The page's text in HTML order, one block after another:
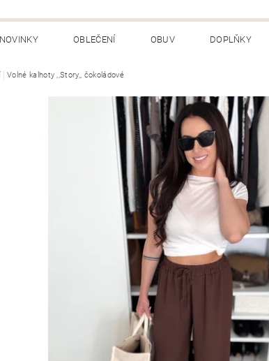
NOVINKY OBLEČENÍ OBUV DOPLŇKY
A PLATBA VAŠÍ ZÁSILKY
Volné kalhoty ,,Story,, čokoládové